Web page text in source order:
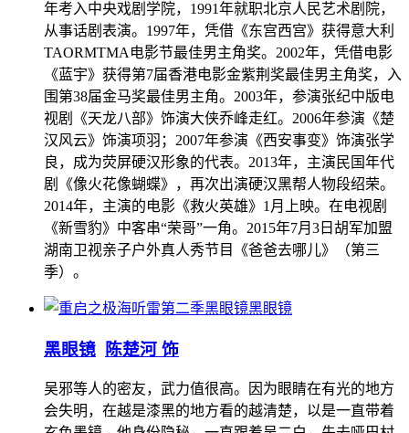
年考入中央戏剧学院，1991年就职北京人民艺术剧院，
从事话剧表演。1997年，凭借《东宫西宫》获得意大利
TAORMTMA电影节最佳男主角奖。2002年，凭借电影
《蓝宇》获得第7届香港电影金紫荆奖最佳男主角奖，入
围第38届金马奖最佳男主角。2003年，参演张纪中版电
视剧《天龙八部》饰演大侠乔峰走红。2006年参演《楚
汉风云》饰演项羽；2007年参演《西安事变》饰演张学
良，成为荧屏硬汉形象的代表。2013年，主演民国年代
剧《像火花像蝴蝶》，再次出演硬汉黑帮人物段绍荣。
2014年，主演的电影《救火英雄》1月上映。在电视剧
《新雪豹》中客串“荣哥”一角。2015年7月3日胡军加盟
湖南卫视亲子户外真人秀节目《爸爸去哪儿》（第三
季）。
黑眼镜
黑眼镜 陈楚河 饰
吴邪等人的密友，武力值很高。因为眼睛在有光的地方
会失明，在越是漆黑的地方看的越清楚，以是一直带着